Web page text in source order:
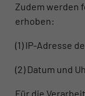
Zudem werden
erhoben:
(1) IP-Adresse
(2) Datum und
Für die